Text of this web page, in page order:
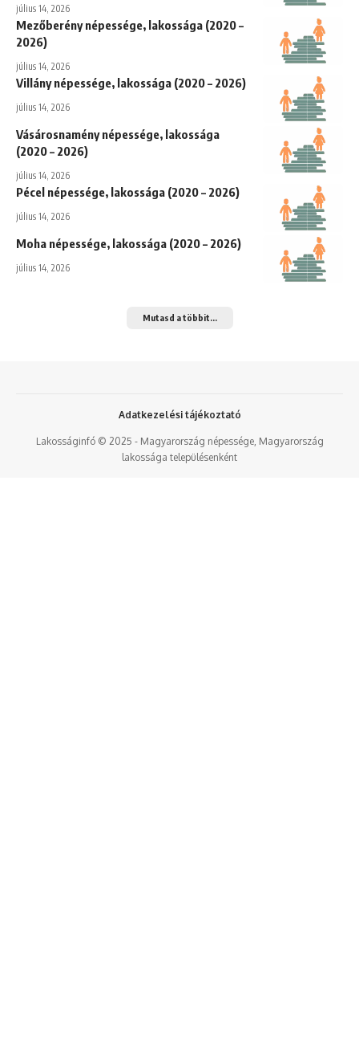
július 14, 2026
Mezőberény népessége, lakossága (2020 –
2026)
július 14, 2026
Villány népessége, lakossága (2020 – 2026)
július 14, 2026
Vásárosnamény népessége, lakossága
(2020 – 2026)
július 14, 2026
Pécel népessége, lakossága (2020 – 2026)
július 14, 2026
Moha népessége, lakossága (2020 – 2026)
július 14, 2026
Mutasd a többit...
Lakosságinfó © 2025 - Magyarország népessége, Magyarország
lakossága településenként
Adatkezelési tájékoztató